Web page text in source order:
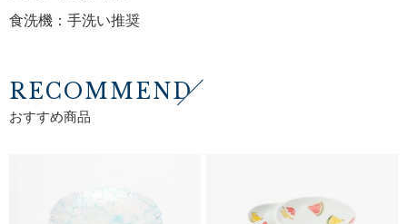
食洗機：手洗い推奨
RECOMMEND
おすすめ商品